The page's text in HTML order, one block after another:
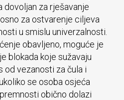
za rješavanje
za ostvarenje ciljeva
u smislu univerzalnosti.
obavljeno, moguće je
blokada koje sužavaju
od vezanosti za čula i
se osoba osjeća
obično dolazi